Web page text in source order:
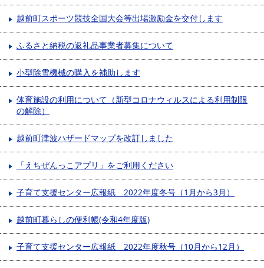
越前町スポーツ競技全国大会等出場激励金を交付します
ふるさと納税の返礼品事業者募集について
小型除雪機械の購入を補助します
体育施設の利用について（新型コロナウィルスによる利用制限
の解除）
越前町津波ハザードマップを改訂しました
「えちぜんっこアプリ」をご利用ください
子育て支援センター広報紙 2022年度冬号（1月から3月）
越前町暮らしの便利帳(令和4年度版)
子育て支援センター広報紙 2022年度秋号（10月から12月）